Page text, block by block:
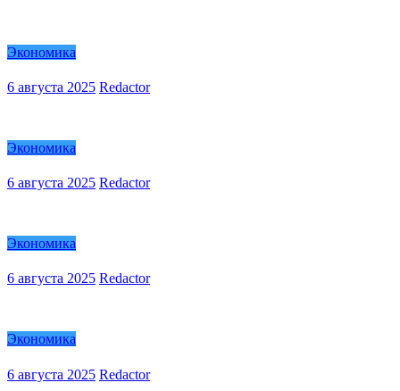
Экономика
6 августа 2025 Redactor
Экономика
6 августа 2025 Redactor
Экономика
6 августа 2025 Redactor
Экономика
6 августа 2025 Redactor